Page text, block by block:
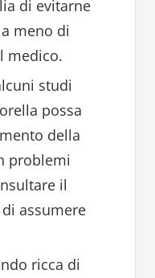
di evitarne
meno di
medico.
studi
possa
della
problemi
il
assumere
ricca di